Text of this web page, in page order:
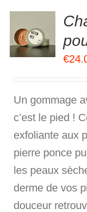
€
Un gommage
c’est le pied !
exfoliante aux
pierre ponce
les peaux
derme de vos
douceur